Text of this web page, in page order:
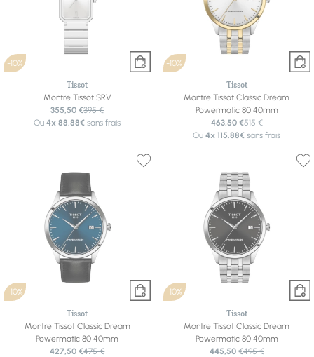
-10%
Tissot
Montre Tissot SRV
355,50 €395 €
Ou4x 88.88€ sans frais
-10%
Tissot
Montre Tissot Classic Dream
Powermatic 80 40mm
463,50 €515 €
Ou4x 115.88€ sans frais
-10%
Tissot
Montre Tissot Classic Dream
Powermatic 80 40mm
427,50 €475 €
-10%
Tissot
Montre Tissot Classic Dream
Powermatic 80 40mm
445,50 €495 €